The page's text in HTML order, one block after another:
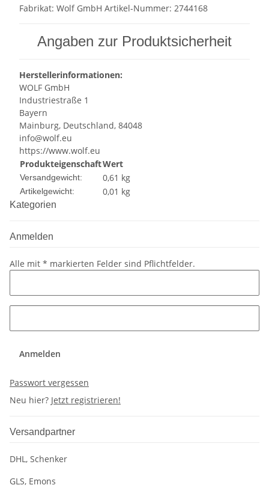
Fabrikat: Wolf GmbH Artikel-Nummer: 2744168
Angaben zur Produktsicherheit
Herstellerinformationen:
WOLF GmbH
Industriestraße 1
Bayern
Mainburg, Deutschland, 84048
info@wolf.eu
https://www.wolf.eu
ProdukteigenschaftWert
Versandgewicht: 0,61 kg
Artikelgewicht: 0,01 kg
Kategorien
Anmelden
Alle mit * markierten Felder sind Pflichtfelder.
Anmelden
Passwort vergessen
Neu hier? Jetzt registrieren!
Versandpartner
DHL, Schenker
GLS, Emons